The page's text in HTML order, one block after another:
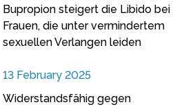
Bupropion steigert die Libido bei
Frauen, die unter vermindertem
sexuellen Verlangen leiden
13 February 2025
Widerstandsfähig gegen